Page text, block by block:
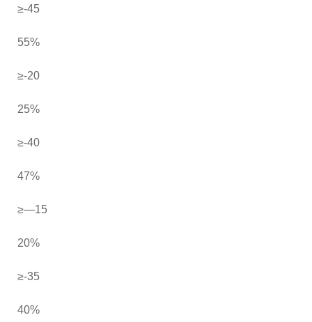
≥-45
55%
≥-20
25%
≥-40
47%
≥—15
20%
≥-35
40%